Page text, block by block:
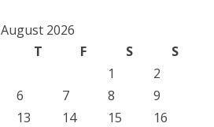
August 2026
T F S
S
1
2
6 7 8
9
13 14 15
16